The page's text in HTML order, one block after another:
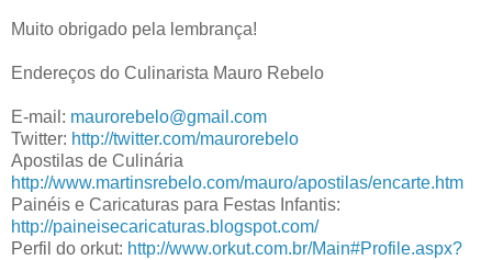
Muito obrigado pela lembrança!
Endereços do Culinarista Mauro Rebelo
E-mail: maurorebelo@gmail.com
Twitter: http://twitter.com/maurorebelo
Apostilas de Culinária
http://www.martinsrebelo.com/mauro/apostilas/encarte.htm
Painéis e Caricaturas para Festas Infantis:
http://paineisecaricaturas.blogspot.com/
Perfil do orkut: http://www.orkut.com.br/Main#Profile.aspx?